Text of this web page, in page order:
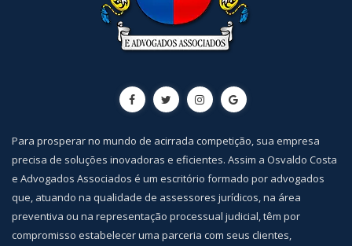
Para prosperar no mundo de acirrada competição, sua empresa
precisa de soluções inovadoras e eficientes. Assim a Osvaldo Costa
e Advogados Associados é um escritório formado por advogados
que, atuando na qualidade de assessores jurídicos, na área
preventiva ou na representação processual judicial, têm por
compromisso estabelecer uma parceria com seus clientes,